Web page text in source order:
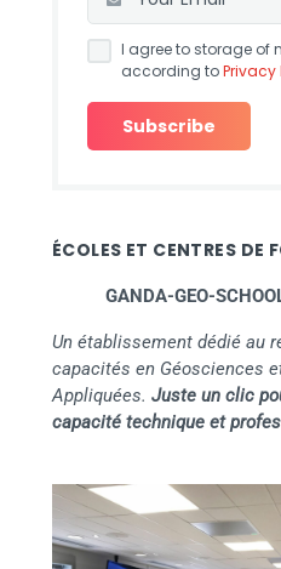
I agree to storage of
according toPrivacy
ÉCOLES ET CENTRES DE
GANDA-GEO-
Un établissement dédié au
capacités en Géosciences
Appliquées. Juste un clic
capacité technique et